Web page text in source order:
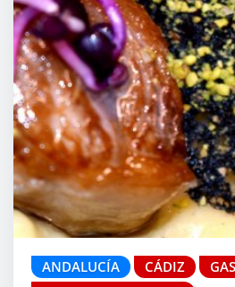
ANDALUCÍA CÁDIZ